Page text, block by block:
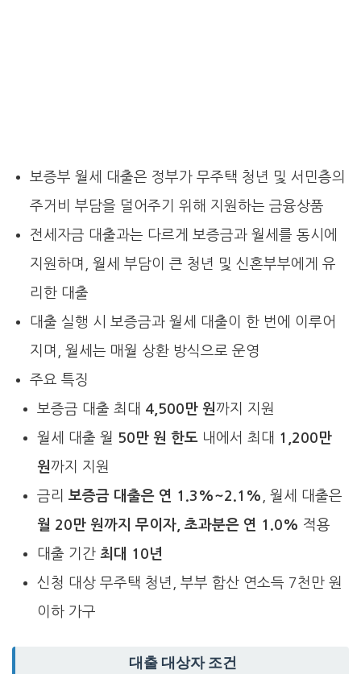
보증부 월세 대출은 정부가 무주택 청년 및 서민층의
주거비 부담을 덜어주기 위해 지원하는 금융상품
전세자금 대출과는 다르게 보증금과 월세를 동시에
지원하며, 월세 부담이 큰 청년 및 신혼부부에게 유
리한 대출
대출 실행 시 보증금과 월세 대출이 한 번에 이루어
지며, 월세는 매월 상환 방식으로 운영
주요 특징
보증금 대출 최대 4,500만 원까지 지원
월세 대출 월 50만 원 한도내에서 최대 1,200만
원까지 지원
금리 보증금 대출은 연 1.3%~2.1% , 월세 대출은
월 20만 원까지 무이자, 초과분은 연 1.0% 적용
대출 기간 최대 10년
신청 대상 무주택 청년, 부부 합산 연소득 7천만 원
이하 가구
대출 대상자 조건